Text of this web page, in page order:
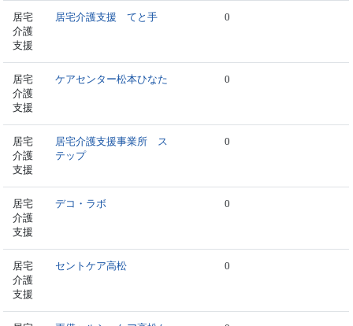
居宅
介護
支援
居宅介護支援 てと手 0
居宅
介護
支援
ケアセンター松本ひなた 0
居宅
介護
支援
居宅介護支援事業所 ス
テップ
0
居宅
介護
支援
デコ・ラボ 0
居宅
介護
支援
セントケア高松 0